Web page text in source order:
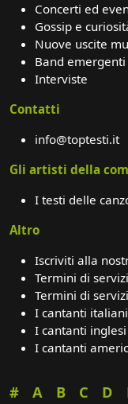
Concerti ed
Gossip e
Nuove uscite
Band emergenti
Interviste
Contatti
info@toptesti.it
Gli artisti della
I testi delle
Altro
Iscriviti alla
Termini di
Termini di
I cantanti
I cantanti
I cantanti
# A B C D